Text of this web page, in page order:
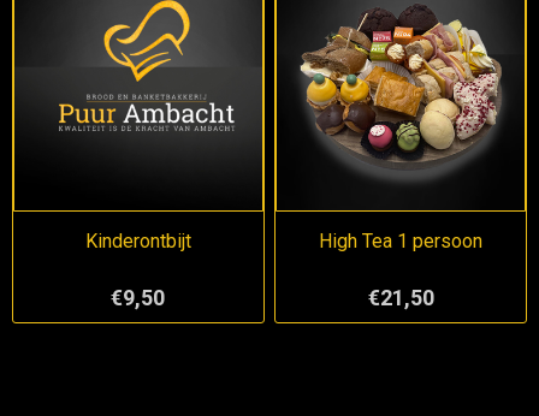
Kinderontbijt
€9,50
High Tea 1 persoon
€21,50